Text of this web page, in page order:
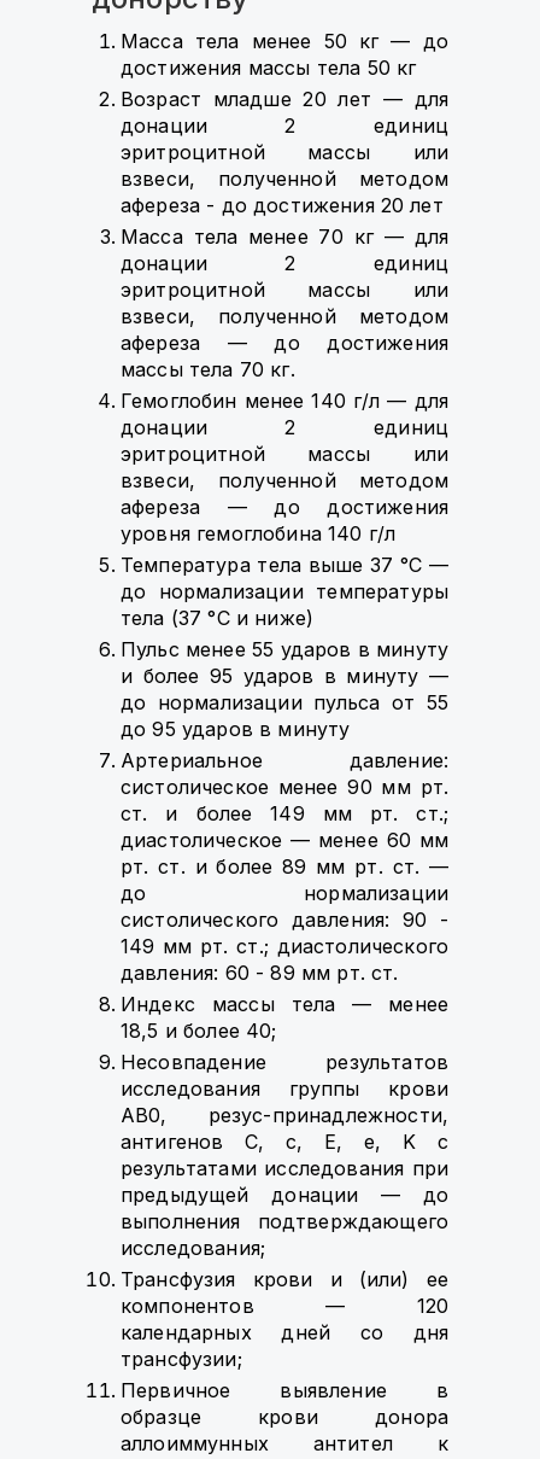
Масса тела менее 50 кг — до
достижения массы тела 50 кг
Возраст младше 20 лет — для
донации 2 единиц
эритроцитной массы или
взвеси, полученной методом
афереза - до достижения 20 лет
Масса тела менее 70 кг — для
донации 2 единиц
эритроцитной массы или
взвеси, полученной методом
афереза — до достижения
массы тела 70 кг.
Гемоглобин менее 140 г/л — для
донации 2 единиц
эритроцитной массы или
взвеси, полученной методом
афереза — до достижения
уровня гемоглобина 140 г/л
Температура тела выше 37 °C —
до нормализации температуры
тела (37 °C и ниже)
Пульс менее 55 ударов в минуту
и более 95 ударов в минуту —
до нормализации пульса от 55
до 95 ударов в минуту
Артериальное давление:
систолическое менее 90 мм рт.
ст. и более 149 мм рт. ст.;
диастолическое — менее 60 мм
рт. ст. и более 89 мм рт. ст. —
до нормализации
систолического давления: 90 -
149 мм рт. ст.; диастолического
давления: 60 - 89 мм рт. ст.
Индекс массы тела — менее
18,5 и более 40;
Несовпадение результатов
исследования группы крови
AB0, резус-принадлежности,
антигенов C, c, E, e, K с
результатами исследования при
предыдущей донации — до
выполнения подтверждающего
исследования;
Трансфузия крови и (или) ее
компонентов — 120
календарных дней со дня
трансфузии;
Первичное выявление в
образце крови донора
аллоиммунных антител к